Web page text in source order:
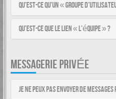
Qu’est-ce qu’un « groupe
Qu’est-ce que le lien « L’équipe » ?
MESSAGERIE PRIVÉE
Je ne peux pas envoyer de